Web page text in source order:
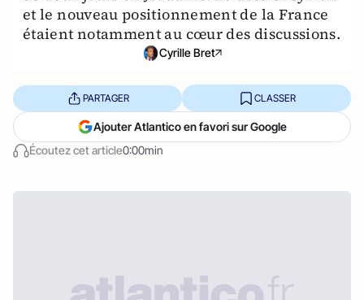
et le nouveau positionnement de la France
étaient notamment au cœur des discussions.
Cyrille Bret
Écoutez cet article0:00min
PARTAGER CLASSER
Ajouter Atlantico en favori sur Google